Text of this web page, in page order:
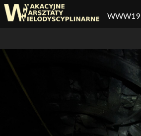
WWW19